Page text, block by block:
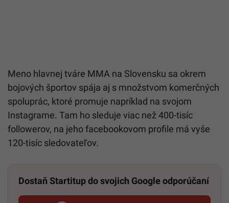
Meno hlavnej tváre MMA na Slovensku sa okrem
bojových športov spája aj s množstvom komerčných
spoluprác, ktoré promuje napríklad na svojom
Instagrame. Tam ho sleduje viac než 400-tisíc
followerov, na jeho facebookovom profile má vyše
120-tisíc sledovateľov.
Dostaň Startitup do svojich Google odporúčaní